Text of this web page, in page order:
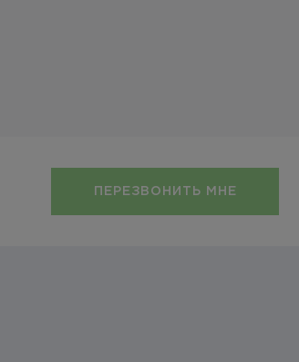
ПЕРЕЗВОНИТЬ МНЕ